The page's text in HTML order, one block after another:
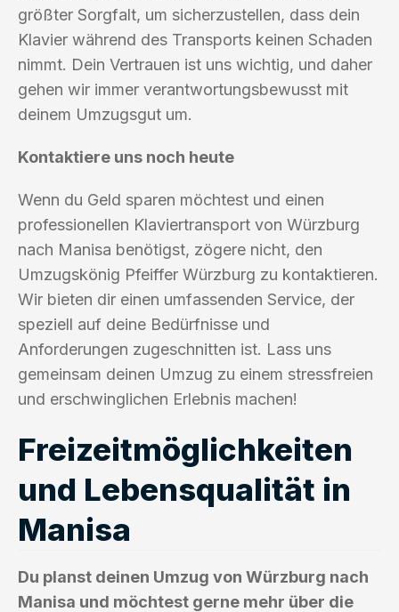
größter Sorgfalt, um sicherzustellen, dass dein
Klavier während des Transports keinen Schaden
nimmt. Dein Vertrauen ist uns wichtig, und daher
gehen wir immer verantwortungsbewusst mit
deinem Umzugsgut um.
Kontaktiere uns noch heute
Wenn du Geld sparen möchtest und einen
professionellen Klaviertransport von Würzburg
nach Manisa benötigst, zögere nicht, den
Umzugskönig Pfeiffer Würzburg zu kontaktieren.
Wir bieten dir einen umfassenden Service, der
speziell auf deine Bedürfnisse und
Anforderungen zugeschnitten ist. Lass uns
gemeinsam deinen Umzug zu einem stressfreien
und erschwinglichen Erlebnis machen!
Freizeitmöglichkeiten
und Lebensqualität in
Manisa
Du planst deinen Umzug von Würzburg nach
Manisa und möchtest gerne mehr über die